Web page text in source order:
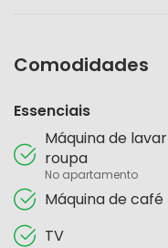
Comodidades
Essenciais
Máquina de lavar
roupa
No apartamento
Máquina de café
TV